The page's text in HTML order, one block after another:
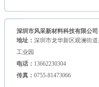
深圳市风采新材料科技有限公司
地址： 深圳市龙华新区观澜街
工业园
电话： 13662230304
传真： 0755-81473066